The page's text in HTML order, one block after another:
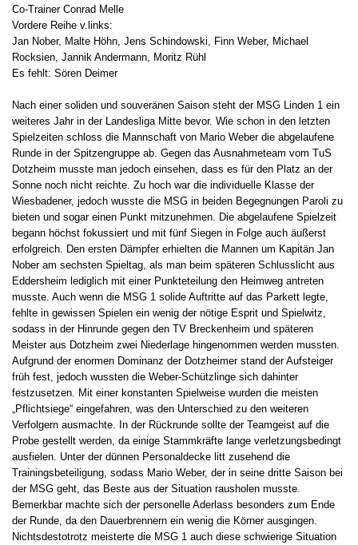
Co-Trainer Conrad Melle
Vordere Reihe v.links:
Jan Nober, Malte Höhn, Jens Schindowski, Finn Weber, Michael
Rocksien, Jannik Andermann, Moritz Rühl
Es fehlt: Sören Deimer
Nach einer soliden und souveränen Saison steht der MSG Linden 1 ein
weiteres Jahr in der Landesliga Mitte bevor. Wie schon in den letzten
Spielzeiten schloss die Mannschaft von Mario Weber die abgelaufene
Runde in der Spitzengruppe ab. Gegen das Ausnahmeteam vom TuS
Dotzheim musste man jedoch einsehen, dass es für den Platz an der
Sonne noch nicht reichte. Zu hoch war die individuelle Klasse der
Wiesbadener, jedoch wusste die MSG in beiden Begegnungen Paroli zu
bieten und sogar einen Punkt mitzunehmen. Die abgelaufene Spielzeit
begann höchst fokussiert und mit fünf Siegen in Folge auch äußerst
erfolgreich. Den ersten Dämpfer erhielten die Mannen um Kapitän Jan
Nober am sechsten Spieltag, als man beim späteren Schlusslicht aus
Eddersheim lediglich mit einer Punkteteilung den Heimweg antreten
musste. Auch wenn die MSG 1 solide Auftritte auf das Parkett legte,
fehlte in gewissen Spielen ein wenig der nötige Esprit und Spielwitz,
sodass in der Hinrunde gegen den TV Breckenheim und späteren
Meister aus Dotzheim zwei Niederlage hingenommen werden mussten.
Aufgrund der enormen Dominanz der Dotzheimer stand der Aufsteiger
früh fest, jedoch wussten die Weber-Schützlinge sich dahinter
festzusetzen. Mit einer konstanten Spielweise wurden die meisten
„Pflichtsiege“ eingefahren, was den Unterschied zu den weiteren
Verfolgern ausmachte. In der Rückrunde sollte der Teamgeist auf die
Probe gestellt werden, da einige Stammkräfte lange verletzungsbedingt
ausfielen. Unter der dünnen Personaldecke litt zusehend die
Trainingsbeteiligung, sodass Mario Weber, der in seine dritte Saison bei
der MSG geht, das Beste aus der Situation rausholen musste.
Bemerkbar machte sich der personelle Aderlass besonders zum Ende
der Runde, da den Dauerbrennern ein wenig die Körner ausgingen.
Nichtsdestotrotz meisterte die MSG 1 auch diese schwierige Situation